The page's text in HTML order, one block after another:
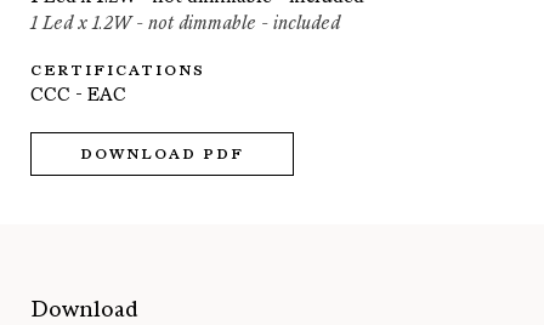
1 Led x 1.2W - not dimmable - included
CERTIFICATIONS
CCC - EAC
DOWNLOAD PDF
Download